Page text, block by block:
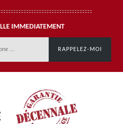
IMMEDIATEMENT